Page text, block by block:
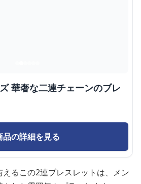
華奢な二連チェーンのブレ
品の詳細を見る
るこの2連ブレスレットは、メン